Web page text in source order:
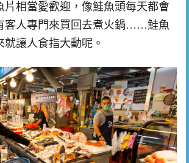
片相當愛歡迎，像鮭魚頭每天都會
客人專門來買回去煮火鍋……鮭魚
讓人食指大動呢。